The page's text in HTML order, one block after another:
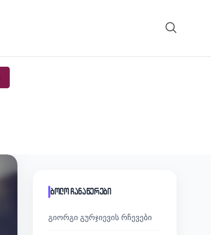
ბოლო ჩანაწერები
გიორგი გურჯიევის რჩევები